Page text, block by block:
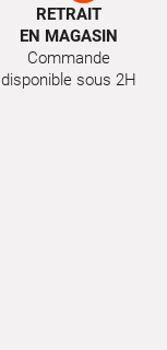
RETRAIT
EN MAGASIN
Commande
disponible sous 2H